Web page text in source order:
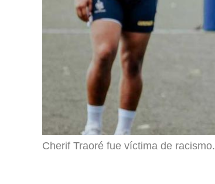
Cherif Traoré fue víctima de racismo.